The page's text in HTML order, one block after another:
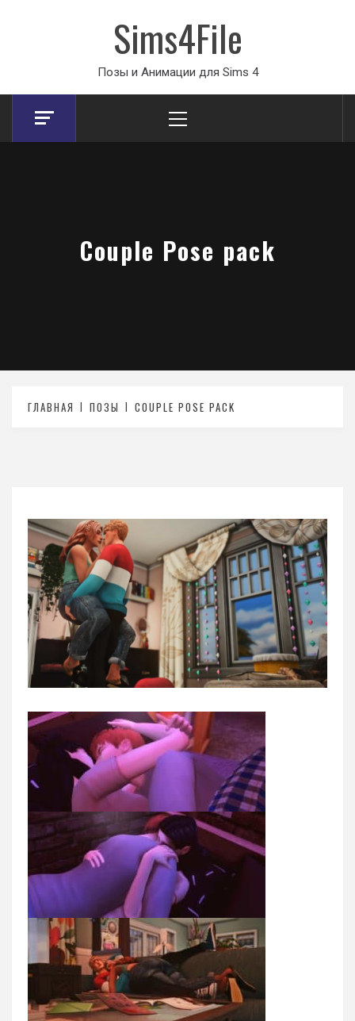
Sims4File
Позы и Анимации для Sims 4
Menu
Couple Pose pack
ГЛАВНАЯ ПОЗЫ COUPLE POSE PACK